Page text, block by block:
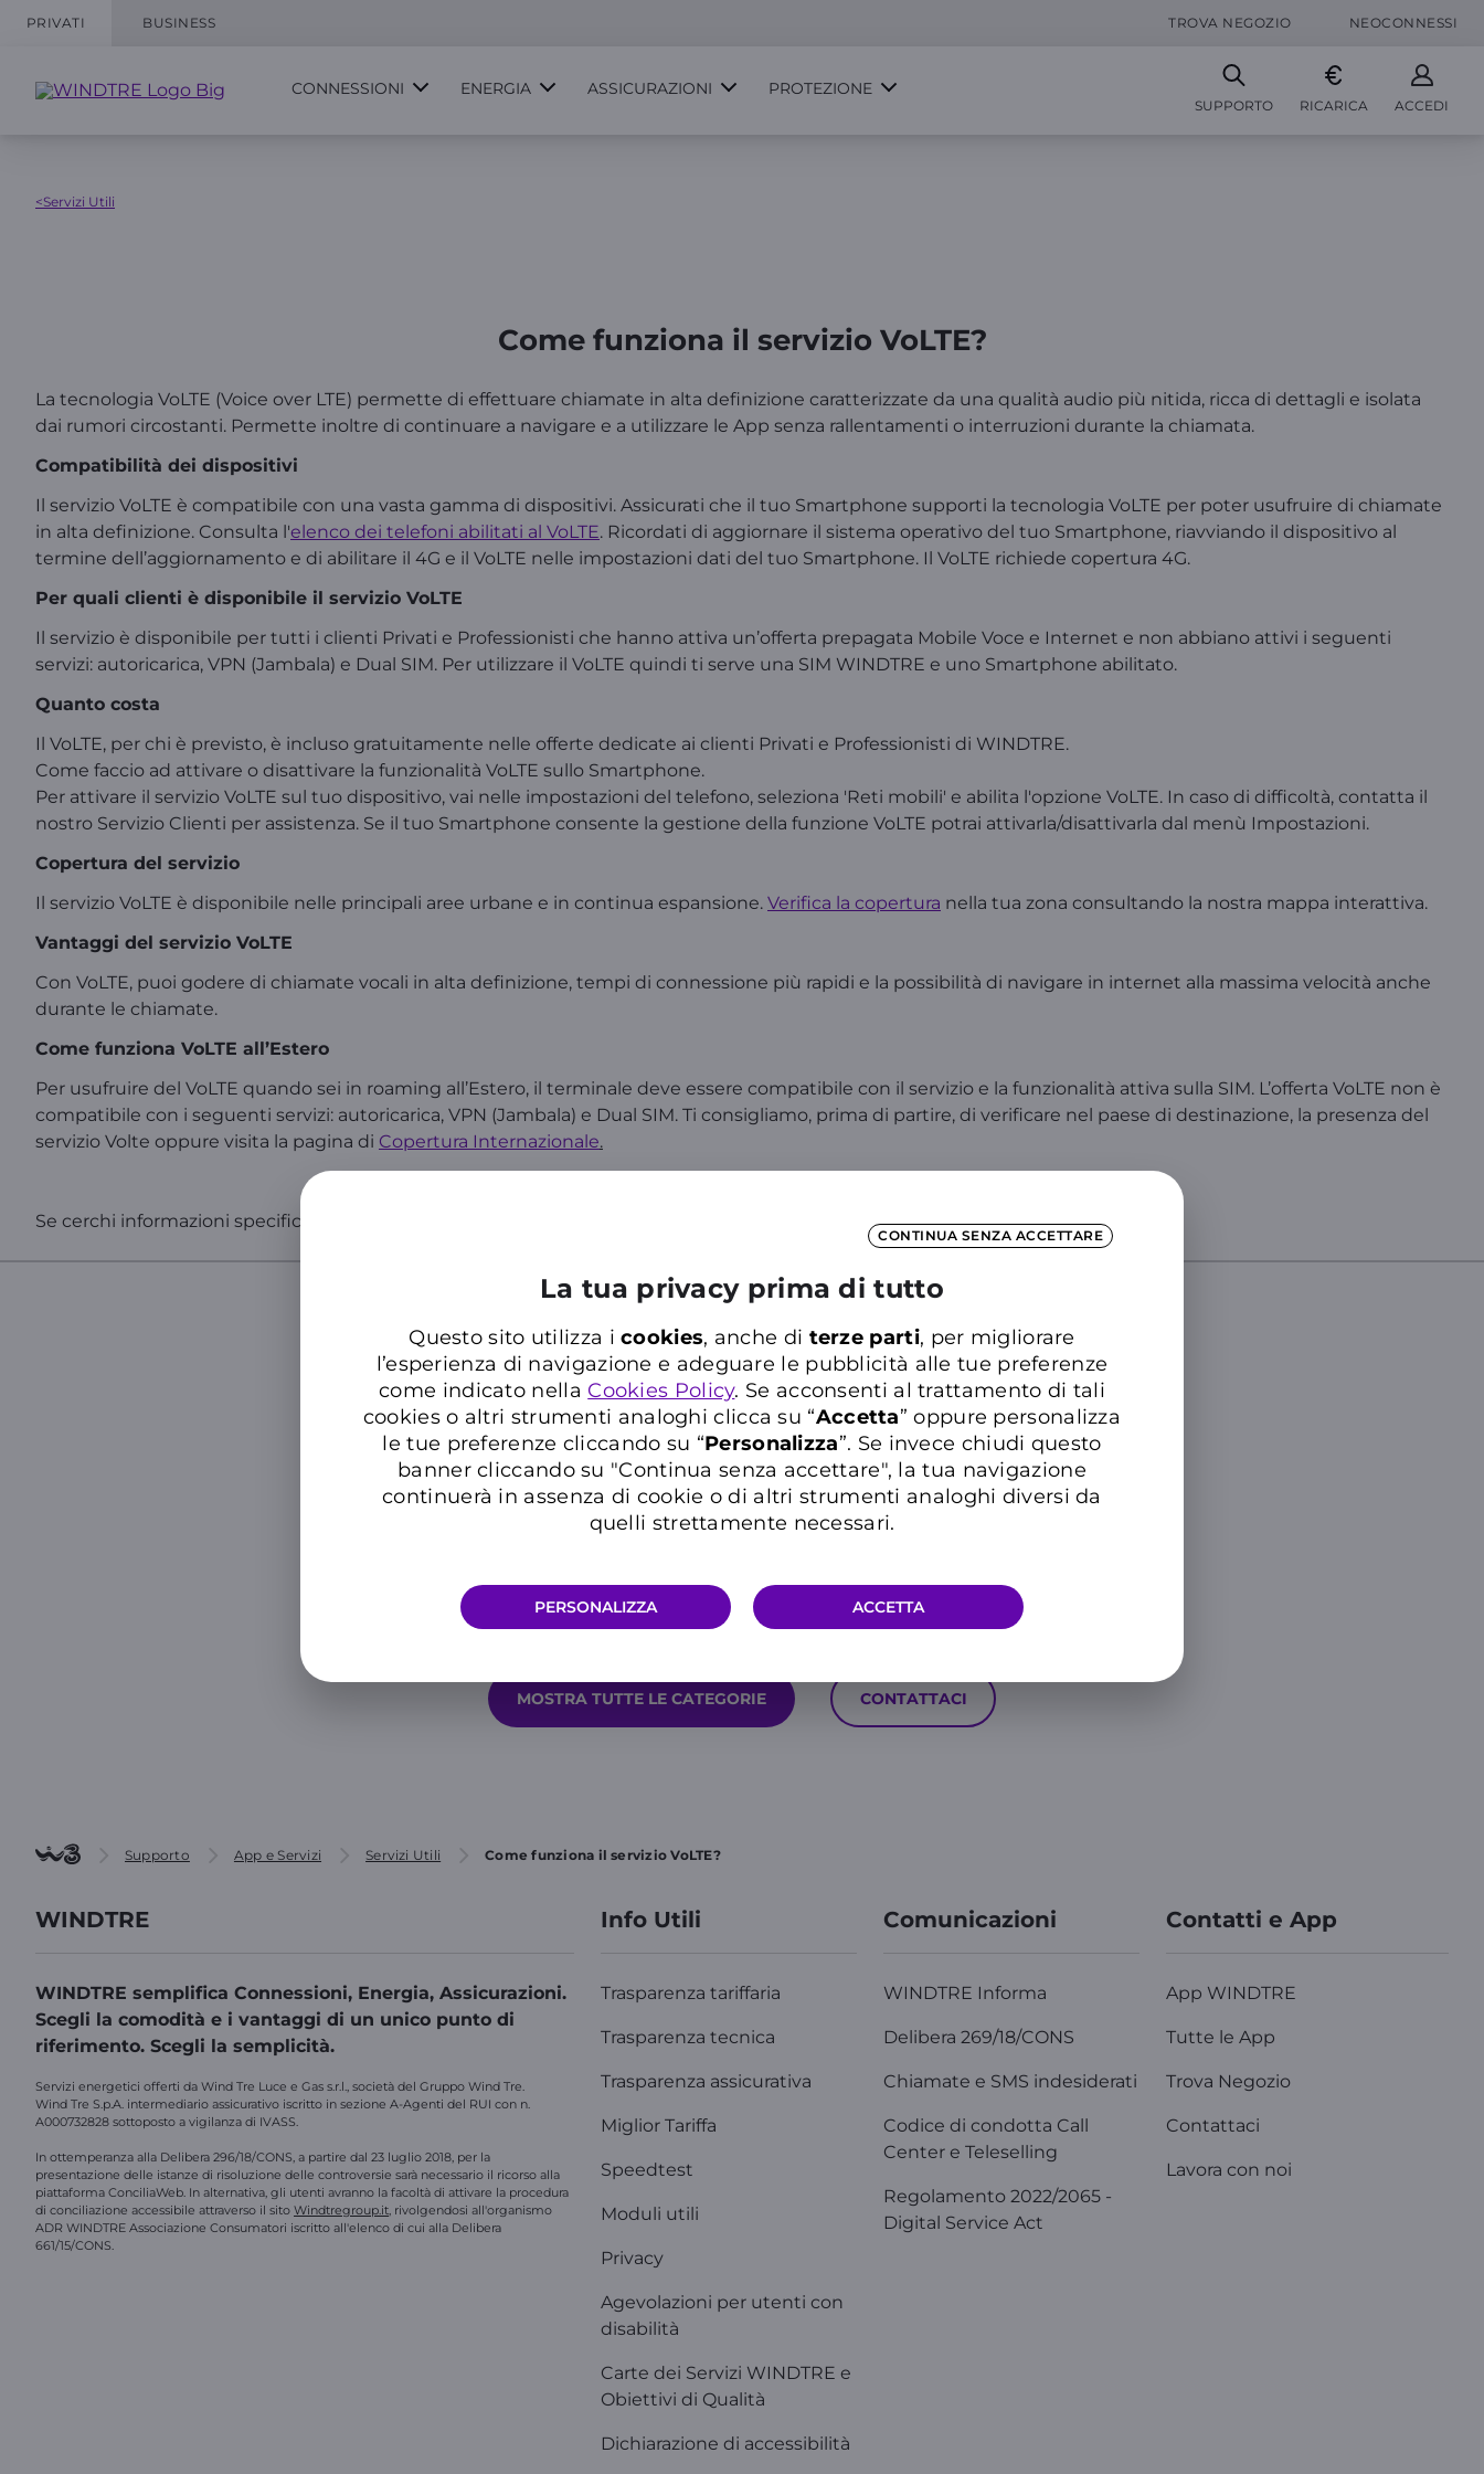
CONTINUA SENZA ACCETTARE
La tua privacy prima di tutto
Questo sito utilizza icookies, anche di terze parti, per migliorare
l’esperienza di navigazione e adeguare le pubblicità alle tue preferenze
come indicato nella Cookies Policy. Se acconsenti al trattamento di tali
cookies o altri strumenti analoghi clicca su “Accetta” oppure personalizza
le tue preferenze cliccando su “Personalizza”. Se invece chiudi questo
banner cliccando su "Continua senza accettare", la tua navigazione
continuerà in assenza di cookie o di altri strumenti analoghi diversi da
quelli strettamente necessari.
PERSONALIZZA ACCETTA
PRIVATI BUSINESS TROVA NEGOZIO NEOCONNESSI
CONNESSIONI ENERGIA ASSICURAZIONI PROTEZIONE
SUPPORTO RICARICA ACCEDI
<Servizi Utili
Come funziona il servizio VoLTE?
La tecnologia VoLTE (Voice over LTE) permette di effettuare chiamate in alta definizione caratterizzate da una qualità audio più nitida, ricca di dettagli e isolata
dai rumori circostanti. Permette inoltre di continuare a navigare e a utilizzare le App senza rallentamenti o interruzioni durante la chiamata.
Compatibilità dei dispositivi
Il servizio VoLTE è compatibile con una vasta gamma di dispositivi. Assicurati che il tuo Smartphone supporti la tecnologia VoLTE per poter usufruire di chiamate
in alta definizione. Consulta l'elenco dei telefoni abilitati al VoLTE. Ricordati di aggiornare il sistema operativo del tuo Smartphone, riavviando il dispositivo al
termine dell’aggiornamento e di abilitare il 4G e il VoLTE nelle impostazioni dati del tuo Smartphone. Il VoLTE richiede copertura 4G.
Per quali clienti è disponibile il servizio VoLTE
Il servizio è disponibile per tutti i clienti Privati e Professionisti che hanno attiva un’offerta prepagata Mobile Voce e Internet e non abbiano attivi i seguenti
servizi: autoricarica, VPN (Jambala) e Dual SIM. Per utilizzare il VoLTE quindi ti serve una SIM WINDTRE e uno Smartphone abilitato.
Quanto costa
Il VoLTE, per chi è previsto, è incluso gratuitamente nelle offerte dedicate ai clienti Privati e Professionisti di WINDTRE.
Come faccio ad attivare o disattivare la funzionalità VoLTE sullo Smartphone.
Per attivare il servizio VoLTE sul tuo dispositivo, vai nelle impostazioni del telefono, seleziona 'Reti mobili' e abilita l'opzione VoLTE. In caso di difficoltà, contatta il
nostro Servizio Clienti per assistenza. Se il tuo Smartphone consente la gestione della funzione VoLTE potrai attivarla/disattivarla dal menù Impostazioni.
Copertura del servizio
Il servizio VoLTE è disponibile nelle principali aree urbane e in continua espansione. Verifica la copertura nella tua zona consultando la nostra mappa interattiva.
Vantaggi del servizio VoLTE
Con VoLTE, puoi godere di chiamate vocali in alta definizione, tempi di connessione più rapidi e la possibilità di navigare in internet alla massima velocità anche
durante le chiamate.
Come funziona VoLTE all’Estero
Per usufruire del VoLTE quando sei in roaming all’Estero, il terminale deve essere compatibile con il servizio e la funzionalità attiva sulla SIM. L’offerta VoLTE non è
compatibile con i seguenti servizi: autoricarica, VPN (Jambala) e Dual SIM. Ti consigliamo, prima di partire, di verificare nel paese di destinazione, la presenza del
servizio Volte oppure visita la pagina di Copertura Internazionale.
Se cerchi informazioni specifiche sul tuo numero, accedi all’ e chatta con WILL!
Cerca nelle Domande Frequenti del Supporto WINDTRE
Inserisci almeno tre caratteri per cercare nelle FAQ
Hai ancora bisogno di aiuto?
MOSTRA TUTTE LE CATEGORIE CONTATTACI
Supporto App e Servizi Servizi Utili Come funziona il servizio VoLTE?
WINDTRE
WINDTRE semplifica Connessioni, Energia, Assicurazioni.
Scegli la comodità e i vantaggi di un unico punto di
riferimento. Scegli la semplicità.
Servizi energetici offerti da Wind Tre Luce e Gas s.r.l., società del Gruppo Wind Tre.
Wind Tre S.p.A. intermediario assicurativo iscritto in sezione A-Agenti del RUI con n.
A000732828 sottoposto a vigilanza di IVASS.
In ottemperanza alla Delibera 296/18/CONS, a partire dal 23 luglio 2018, per la
presentazione delle istanze di risoluzione delle controversie sarà necessario il ricorso alla
piattaforma ConciliaWeb. In alternativa, gli utenti avranno la facoltà di attivare la procedura
di conciliazione accessibile attraverso il sito Windtregroup.it, rivolgendosi all'organismo
ADR WINDTRE Associazione Consumatori iscritto all'elenco di cui alla Delibera
661/15/CONS.
Info Utili
Trasparenza tariffaria
Trasparenza tecnica
Trasparenza assicurativa
Miglior Tariffa
Speedtest
Moduli utili
Privacy
Agevolazioni per utenti con
disabilità
Carte dei Servizi WINDTRE e
Obiettivi di Qualità
Dichiarazione di accessibilità
Comunicazioni
WINDTRE Informa
Delibera 269/18/CONS
Chiamate e SMS indesiderati
Codice di condotta Call
Center e Teleselling
Regolamento 2022/2065 -
Digital Service Act
Contatti e App
App WINDTRE
Tutte le App
Trova Negozio
Contattaci
Lavora con noi